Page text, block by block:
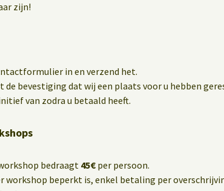
zijn!
in en verzend het.
bevestiging dat wij een plaats voor u hebben
van zodra u betaald heeft.
bedraagt 45€ per persoon.
workshop beperkt is, enkel betaling per